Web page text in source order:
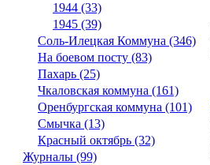
1944 (33)
1945 (39)
Соль-Илецкая Коммуна (346)
На боевом посту (83)
Пахарь (25)
Чкаловская коммуна (161)
Оренбургская коммуна (101)
Смычка (13)
Красный октябрь (32)
Журналы (99)